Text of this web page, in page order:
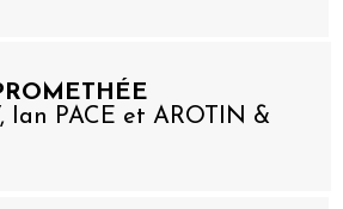
Ian PACE et AROTIN &